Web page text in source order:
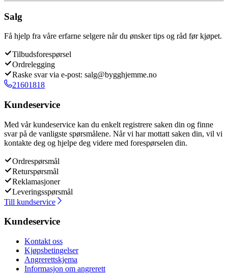
Salg
Få hjelp fra våre erfarne selgere når du ønsker tips og råd før kjøpet.
Tilbudsforespørsel
Ordrelegging
Raske svar via e-post: salg@bygghjemme.no
21601818
Kundeservice
Med vår kundeservice kan du enkelt registrere saken din og finne
svar på de vanligste spørsmålene. Når vi har mottatt saken din, vil vi
kontakte deg og hjelpe deg videre med forespørselen din.
Ordrespørsmål
Returspørsmål
Reklamasjoner
Leveringsspørsmål
Till kundservice
Kundeservice
Kontakt oss
Kjøpsbetingelser
Angrerettskjema
Informasjon om angrerett